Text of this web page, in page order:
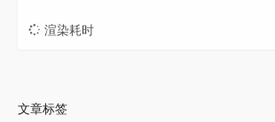
渲染耗时
文章标签